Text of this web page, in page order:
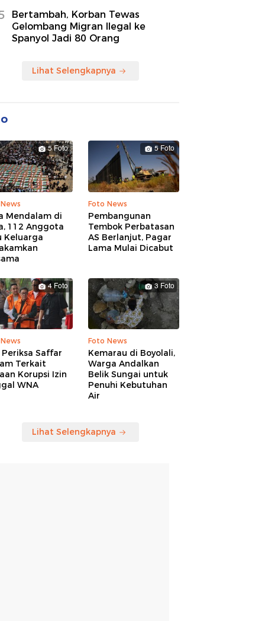
Bertambah, Korban Tewas
Gelombang Migran Ilegal ke
Spanyol Jadi 80 Orang
Lihat Selengkapnya
5 Foto
Mendalam di
112 Anggota
Keluarga
5 Foto
Foto News
Pembangunan
Tembok Perbatasan
AS Berlanjut, Pagar
Lama Mulai Dicabut
4 Foto
Periksa Saffar
Terkait
Korupsi Izin
WNA
3 Foto
Foto News
Kemarau di Boyolali,
Warga Andalkan
Belik Sungai untuk
Penuhi Kebutuhan
Air
Lihat Selengkapnya